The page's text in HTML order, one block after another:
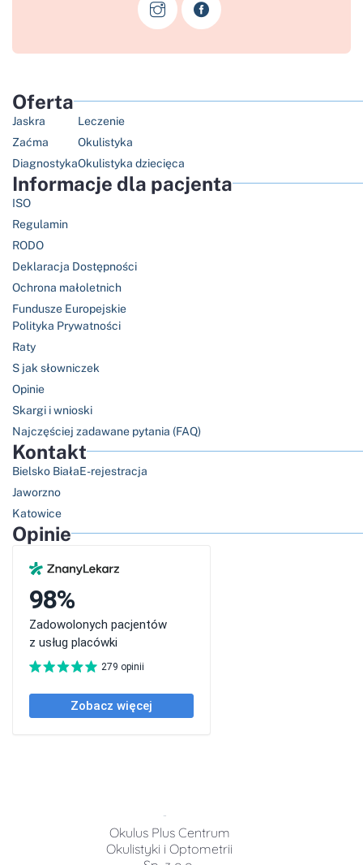
Oferta
Jaskra
Zaćma
Diagnostyka
Leczenie
Okulistyka
Okulistyka dziecięca
Informacje dla pacjenta
ISO
Regulamin
RODO
Deklaracja Dostępności
Ochrona małoletnich
Fundusze Europejskie
Polityka Prywatności
Raty
S jak słowniczek
Opinie
Skargi i wnioski
Najczęściej zadawane pytania (FAQ)
Kontakt
Bielsko Biała
Jaworzno
Katowice
E-rejestracja
Opinie
Okulus Plus Centrum
Okulistyki i Optometrii